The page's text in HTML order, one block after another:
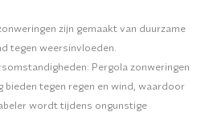
zijn gemaakt van duurzame
tegen weersinvloeden.
Pergola zonweringen
bieden tegen regen en wind, waardoor
wordt tijdens ongunstige